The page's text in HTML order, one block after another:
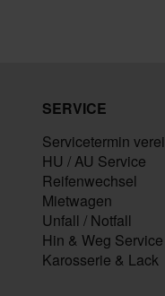
SERVICE
Servicetermin
HU / AU Service
Reifenwechsel
Mietwagen
Unfall / Notfall
Hin & Weg Service
Karosserie & Lack